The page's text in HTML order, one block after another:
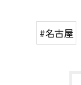
#名古屋